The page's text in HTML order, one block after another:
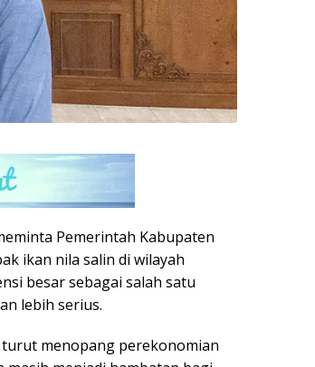
Pemerintah Kabupaten
ikan nila salin di wilayah
besar sebagai salah satu
lebih serius.
menopang perekonomian